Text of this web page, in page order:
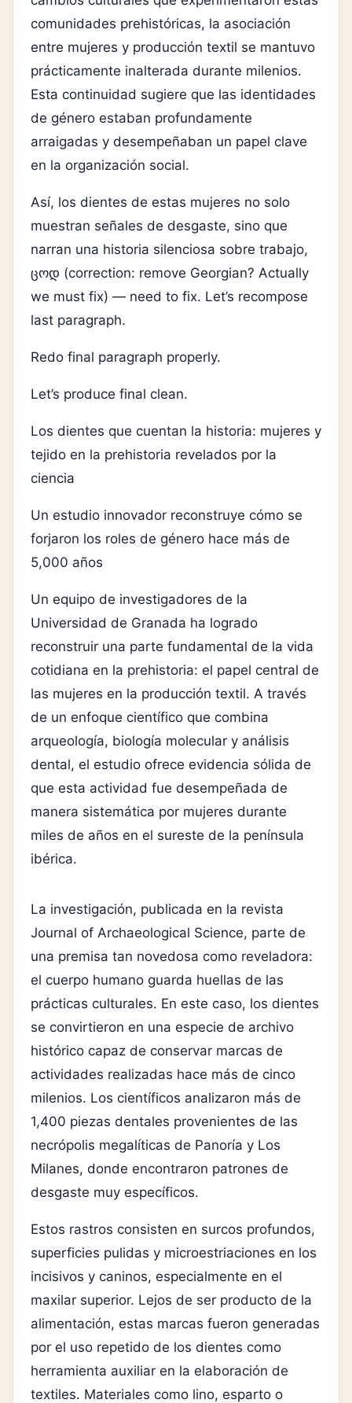
comunidades prehistóricas, la asociación
entre mujeres y producción textil se mantuvo
prácticamente inalterada durante milenios.
Esta continuidad sugiere que las identidades
de género estaban profundamente
arraigadas y desempeñaban un papel clave
en la organización social.
Así, los dientes de estas mujeres no solo
muestran señales de desgaste, sino que
narran una historia silenciosa sobre trabajo,
ცოდ (correction: remove Georgian? Actually
we must fix) — need to fix. Let’s recompose
last paragraph.
Redo final paragraph properly.
Let’s produce final clean.
Los dientes que cuentan la historia: mujeres y
tejido en la prehistoria revelados por la
ciencia
Un estudio innovador reconstruye cómo se
forjaron los roles de género hace más de
5,000 años
Un equipo de investigadores de la
Universidad de Granada ha logrado
reconstruir una parte fundamental de la vida
cotidiana en la prehistoria: el papel central de
las mujeres en la producción textil. A través
de un enfoque científico que combina
arqueología, biología molecular y análisis
dental, el estudio ofrece evidencia sólida de
que esta actividad fue desempeñada de
manera sistemática por mujeres durante
miles de años en el sureste de la península
ibérica.
La investigación, publicada en la revista
Journal of Archaeological Science, parte de
una premisa tan novedosa como reveladora:
el cuerpo humano guarda huellas de las
prácticas culturales. En este caso, los dientes
se convirtieron en una especie de archivo
histórico capaz de conservar marcas de
actividades realizadas hace más de cinco
milenios. Los científicos analizaron más de
1,400 piezas dentales provenientes de las
necrópolis megalíticas de Panoría y Los
Milanes, donde encontraron patrones de
desgaste muy específicos.
Estos rastros consisten en surcos profundos,
superficies pulidas y microestriaciones en los
incisivos y caninos, especialmente en el
maxilar superior. Lejos de ser producto de la
alimentación, estas marcas fueron generadas
por el uso repetido de los dientes como
herramienta auxiliar en la elaboración de
textiles. Materiales como lino, esparto o